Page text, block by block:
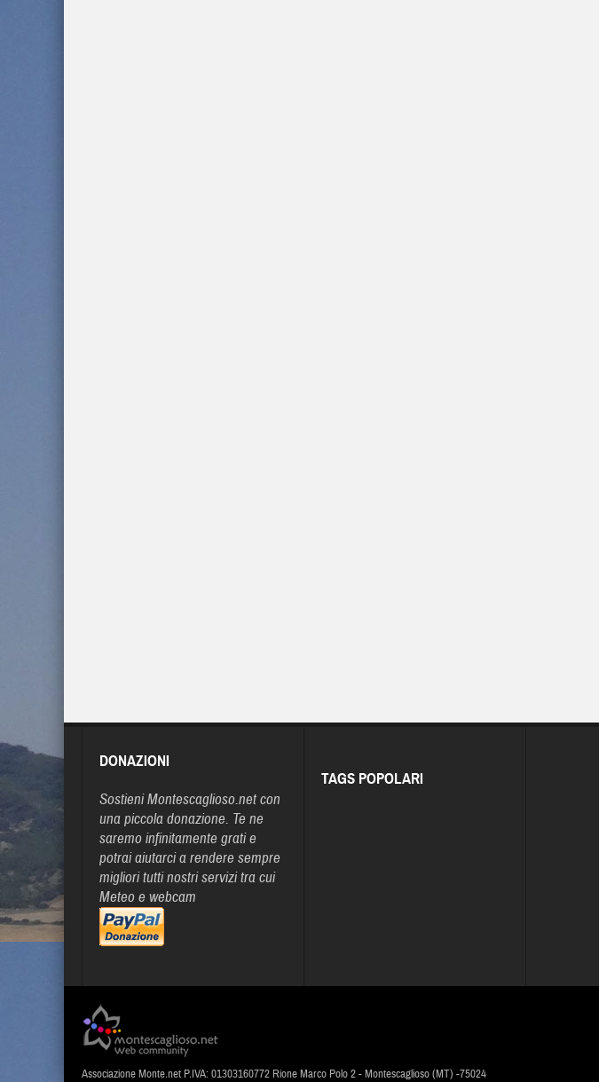
DONAZIONI
Sostieni Montescaglioso.net con
una piccola donazione. Te ne
saremo infinitamente grati e
potrai aiutarci a rendere sempre
migliori tutti nostri servizi tra cui
Meteo e webcam
TAGS POPOLARI
Associazione Monte.net P.IVA: 01303160772 Rione Marco Polo 2 - Montescaglioso (MT) -75024